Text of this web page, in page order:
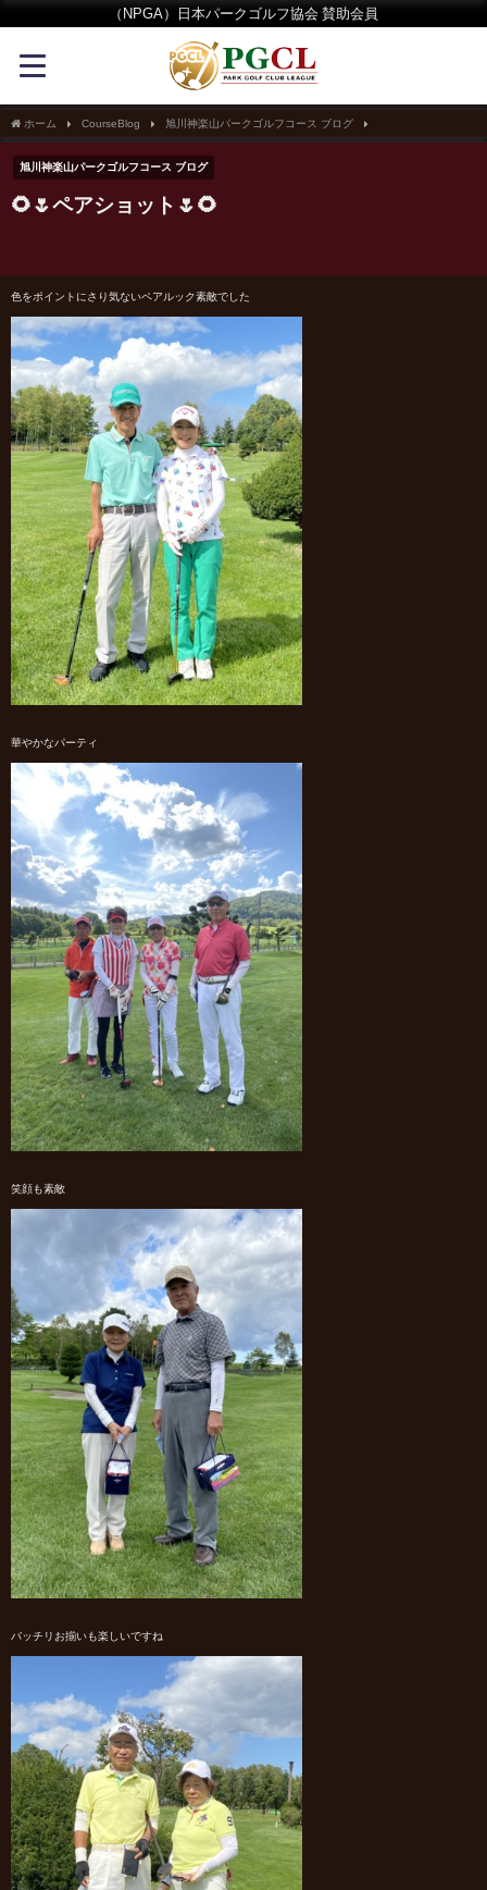
（NPGA）日本パークゴルフ協会 賛助会員
ホーム CourseBlog 旭川神楽山パークゴルフコース ブログ
旭川神楽山パークゴルフコース ブログ
🌻🌷ペアショット🌷🌻
色をポイントにさり気ないペアルック素敵でした
華やかなパーティ
笑顔も素敵
バッチリお揃いも楽しいですね